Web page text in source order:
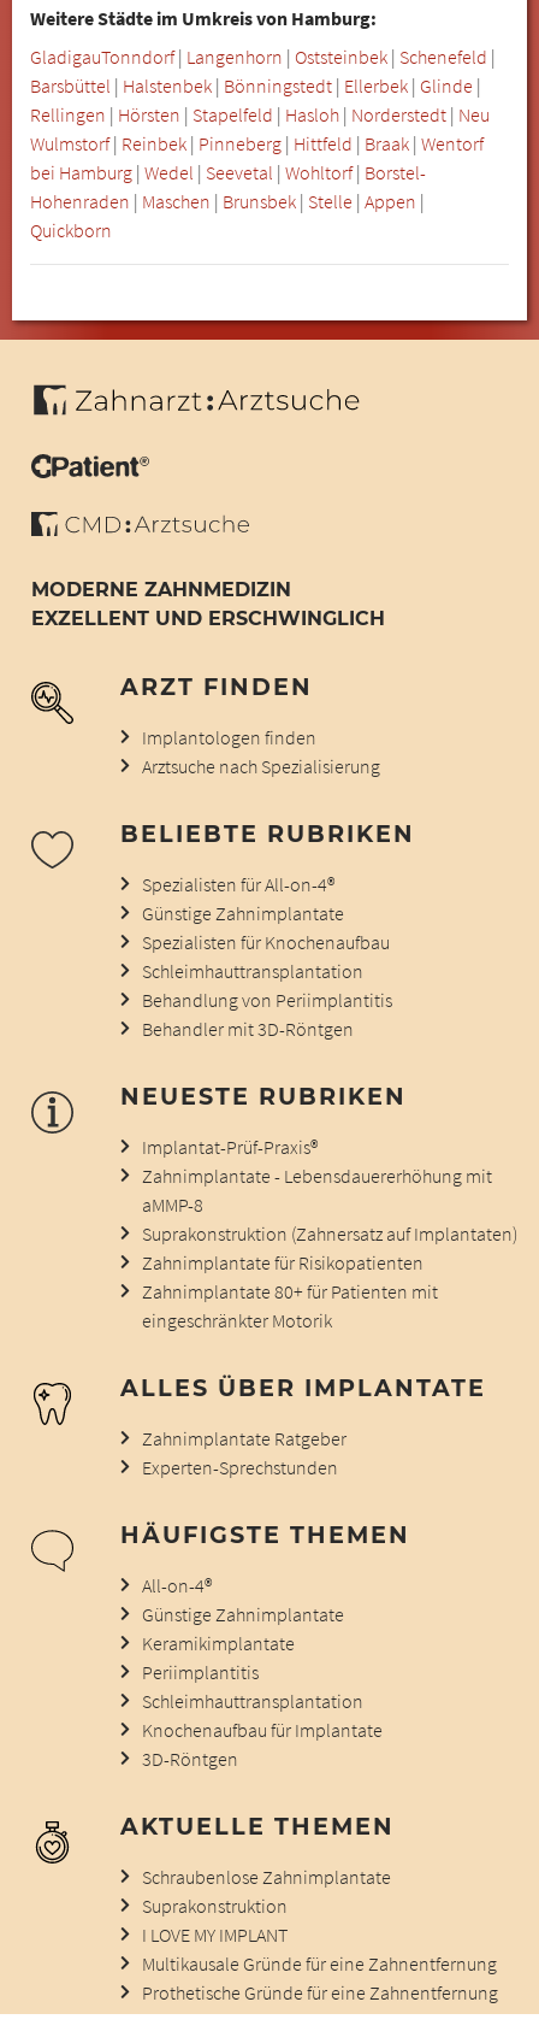
Weitere Städte im Umkreis von Hamburg:
GladigauTonndorf| Langenhorn | Oststeinbek | Schenefeld |
Barsbüttel | Halstenbek | Bönningstedt | Ellerbek | Glinde |
Rellingen | Hörsten | Stapelfeld | Hasloh | Norderstedt | Neu
Wulmstorf| Reinbek | Pinneberg | Hittfeld | Braak | Wentorf
bei Hamburg | Wedel | Seevetal | Wohltorf| Borstel-
Hohenraden | Maschen | Brunsbek | Stelle | Appen |
Quickborn
MODERNE ZAHNMEDIZIN
EXZELLENT UND ERSCHWINGLICH
ARZT FINDEN
Implantologen finden
Arztsuche nach Spezialisierung
BELIEBTE RUBRIKEN
Spezialisten für All-on-4®
Günstige Zahnimplantate
Spezialisten für Knochenaufbau
Schleimhauttransplantation
Behandlung von Periimplantitis
Behandler mit 3D-Röntgen
NEUESTE RUBRIKEN
Implantat-Prüf-Praxis®
Zahnimplantate - Lebensdauererhöhung mit
aMMP-8
Suprakonstruktion (Zahnersatz auf Implantaten)
Zahnimplantate für Risikopatienten
Zahnimplantate 80+ für Patienten mit
eingeschränkter Motorik
ALLES ÜBER IMPLANTATE
Zahnimplantate Ratgeber
Experten-Sprechstunden
HÄUFIGSTE THEMEN
All-on-4®
Günstige Zahnimplantate
Keramikimplantate
Periimplantitis
Schleimhauttransplantation
Knochenaufbau für Implantate
3D-Röntgen
AKTUELLE THEMEN
Schraubenlose Zahnimplantate
Suprakonstruktion
I LOVE MY IMPLANT
Multikausale Gründe für eine Zahnentfernung
Prothetische Gründe für eine Zahnentfernung